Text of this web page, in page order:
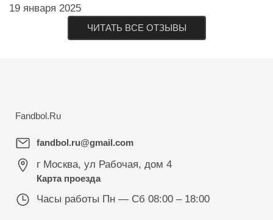
19 января 2025
ЧИТАТЬ ВСЕ ОТЗЫВЫ
Fandbol.Ru
fandbol.ru@gmail.com
г Москва, ул Рабочая, дом 4
Карта проезда
Часы работы Пн — Сб 08:00 – 18:00